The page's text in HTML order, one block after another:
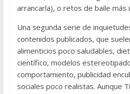
arrancarla), o retos de baile más
Una segunda serie de
contenidos publicados, que
alimenticios poco saludables,
científico, modelos
comportamiento, publicidad
sociales poco realistas. Aunque